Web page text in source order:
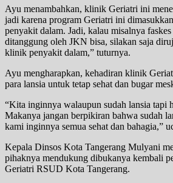
Ayu menambahkan, klinik Geriatri ini
jadi karena program Geriatri ini
penyakit dalam. Jadi, kalau misalnya
ditanggung oleh JKN bisa, silakan saja
klinik penyakit dalam,” tuturnya.
Ayu mengharapkan, kehadiran klinik
para lansia untuk tetap sehat dan bugar
“Kita inginnya walaupun sudah lansia tapi
Makanya jangan berpikiran bahwa sudah
kami inginnya semua sehat dan bahagia,”
Kepala Dinsos Kota Tangerang Mulyani
pihaknya mendukung dibukanya kembali
Geriatri RSUD Kota Tangerang.